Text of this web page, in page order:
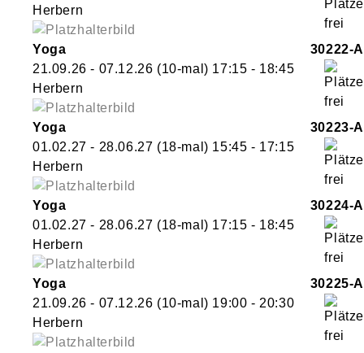
Herbern
Yoga
30222-A
21.09.26 - 07.12.26 (10-mal) 17:15 - 18:45
Herbern
Yoga
30223-A
01.02.27 - 28.06.27 (18-mal) 15:45 - 17:15
Herbern
Yoga
30224-A
01.02.27 - 28.06.27 (18-mal) 17:15 - 18:45
Herbern
Yoga
30225-A
21.09.26 - 07.12.26 (10-mal) 19:00 - 20:30
Herbern